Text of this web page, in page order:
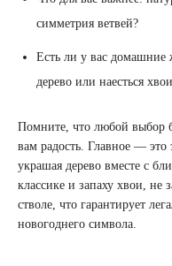
симметрия ветвей?
Есть ли у вас домашние
дерево или наесться
Помните, что любой выбор
вам радость. Главное — это
украшая дерево вместе с
классике и запаху хвои, не
стволе, что гарантирует
новогоднего символа.